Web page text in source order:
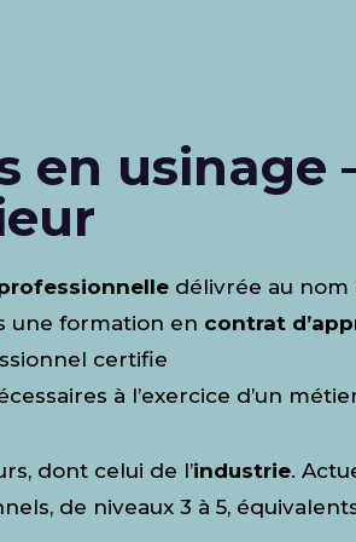
en usinage
délivrée au nom
une formation en contrat
certifie
à l’exercice d’un
dont celui de l’industrie.
de niveaux 3 à 5, équivalents